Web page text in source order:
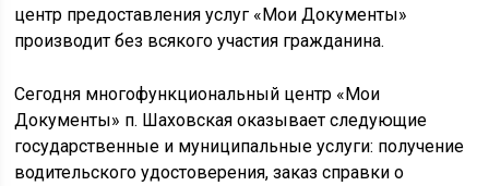
центр предоставления услуг «Мои Документы»
производит без всякого участия гражданина.
Сегодня многофункциональный центр «Мои
Документы» п. Шаховская оказывает следующие
государственные и муниципальные услуги: получение
водительского удостоверения, заказ справки о